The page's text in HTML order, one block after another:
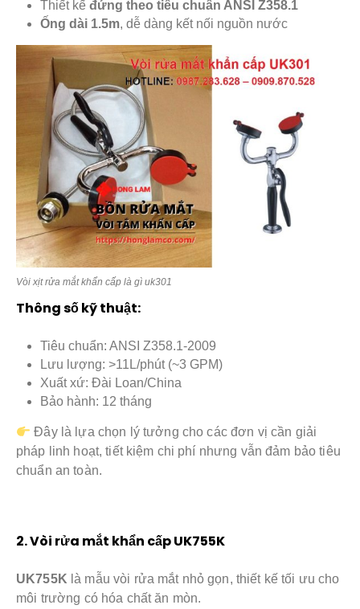
Thiết kế đứng theo tiêu chuẩn ANSI Z358.1
Ống dài 1.5m, dễ dàng kết nối nguồn nước
Vòi xịt rửa mắt khẩn cấp là gì uk301
Thông số kỹ thuật:
Tiêu chuẩn: ANSI Z358.1-2009
Lưu lượng: >11L/phút (~3 GPM)
Xuất xứ: Đài Loan/China
Bảo hành: 12 tháng
Đây là lựa chọn lý tưởng cho các đơn vị cần giải
pháp linh hoạt, tiết kiệm chi phí nhưng vẫn đảm bảo tiêu
chuẩn an toàn.
2. Vòi rửa mắt khẩn cấp UK755K
UK755K là mẫu vòi rửa mắt nhỏ gọn, thiết kế tối ưu cho
môi trường có hóa chất ăn mòn.